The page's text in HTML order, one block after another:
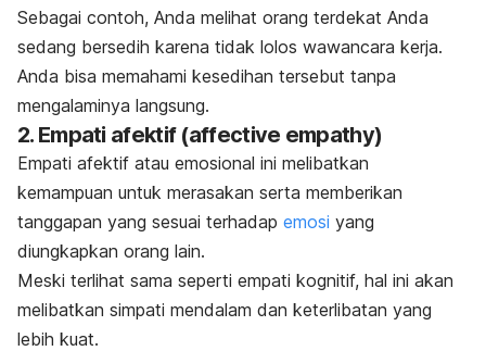
Sebagai contoh, Anda melihat orang terdekat Anda
sedang bersedih karena tidak lolos wawancara kerja.
Anda bisa memahami kesedihan tersebut tanpa
mengalaminya langsung.
2. Empati afektif (affective empathy)
Empati afektif atau emosional ini melibatkan
kemampuan untuk merasakan serta memberikan
tanggapan yang sesuai terhadap emosi yang
diungkapkan orang lain.
Meski terlihat sama seperti empati kognitif, hal ini akan
melibatkan simpati mendalam dan keterlibatan yang
lebih kuat.